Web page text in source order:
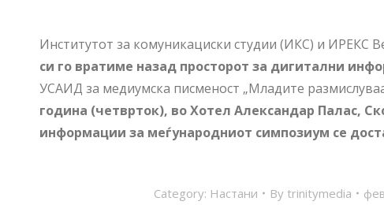
Институтот за комуникациски студии (ИКС) и ИРЕКС
си го вратиме назад просторот за дигитални
УСАИД за медиумска писменост „Младите
година (четврток), во Хотел Александар Палас,
информации за меѓународниот симпозиум се
Category: Настани By trinitymedia